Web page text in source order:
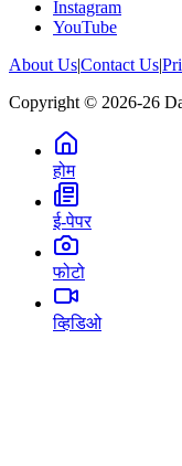
Instagram
YouTube
About Us|Contact Us|
Copyright © 2026-26
होम
ई-पेपर
फोटो
व्हिडिओ